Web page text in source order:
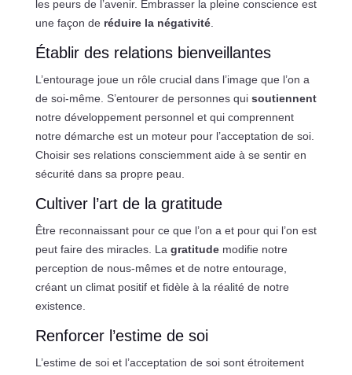
les peurs de l’avenir. Embrasser la pleine conscience est
une façon de réduire la négativité.
Établir des relations bienveillantes
L’entourage joue un rôle crucial dans l’image que l’on a
de soi-même. S’entourer de personnes qui soutiennent
notre développement personnel et qui comprennent
notre démarche est un moteur pour l’acceptation de soi.
Choisir ses relations consciemment aide à se sentir en
sécurité dans sa propre peau.
Cultiver l’art de la gratitude
Être reconnaissant pour ce que l’on a et pour qui l’on est
peut faire des miracles. La gratitudemodifie notre
perception de nous-mêmes et de notre entourage,
créant un climat positif et fidèle à la réalité de notre
existence.
Renforcer l’estime de soi
L’estime de soi et l’acceptation de soi sont étroitement